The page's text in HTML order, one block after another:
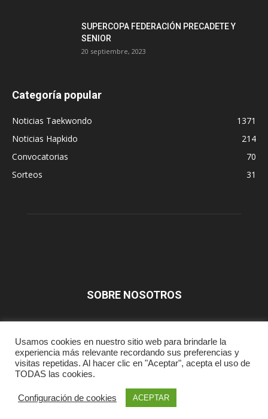
SUPERCOPA FEDERACIÓN PRECADETE Y
SENIOR
20 septiembre, 2023
Categoría popular
Noticias Taekwondo
1371
Noticias Hapkido
214
Convocatorias
70
Sorteos
31
SOBRE NOSOTROS
SÍGUENOS
Aviso Legal Contacta
© Fataekwondo
Usamos cookies en nuestro sitio web para brindarle la
experiencia más relevante recordando sus preferencias y
visitas repetidas. Al hacer clic en "Aceptar", acepta el uso de
TODAS las cookies.
Configuración de cookies ACEPTAR